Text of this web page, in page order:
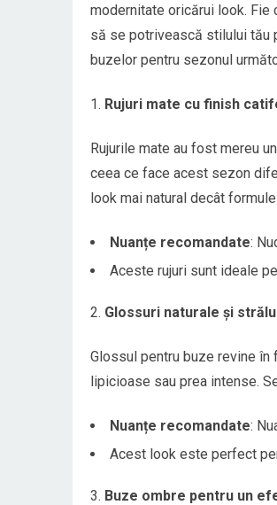
modernitate oricărui look. Fie
să se potrivească stilului tău
buzelor pentru sezonul
Rujuri mate cu finish
Rujurile mate au fost mereu
ceea ce face acest sezon
look mai natural decât
Nuanțe recomandate:
Aceste rujuri sunt ideale
Glossuri naturale și
Glossul pentru buze revine în
lipicioase sau prea intense.
Nuanțe recomandate:
Acest look este perfect
Buze ombre pentru un